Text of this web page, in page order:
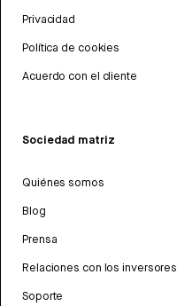
Privacidad
Política de cookies
Acuerdo con el cliente
Sociedad matriz
Quiénes somos
Blog
Prensa
Relaciones con los inversores
Soporte